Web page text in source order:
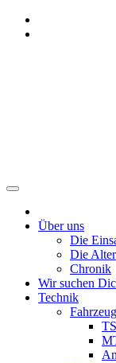
Zum
Inhalt
Über uns
Die
Die
Chronik
Wir suchen
Technik